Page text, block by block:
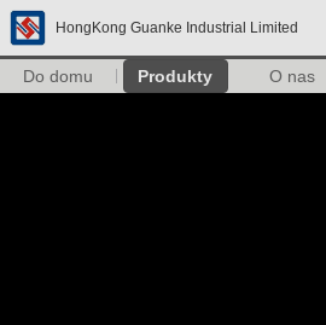
HongKong Guanke Industrial Limited
Do domu Produkty O nas